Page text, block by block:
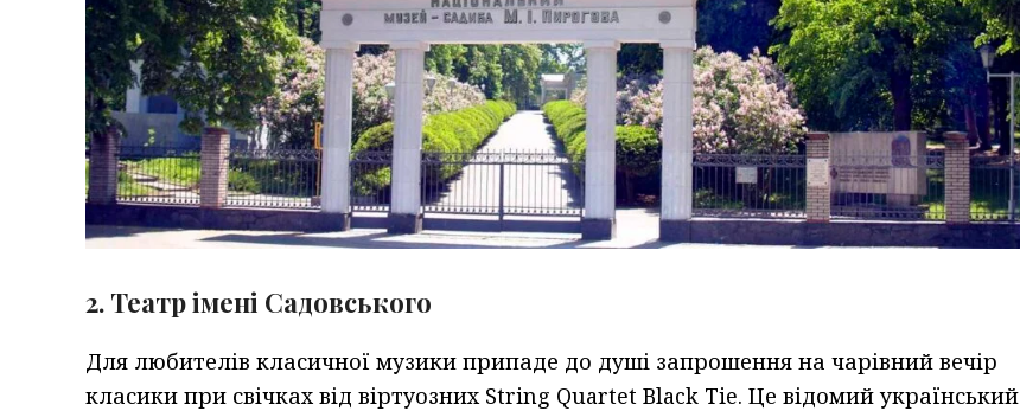
2. Театр імені Садовського
Для любителів класичної музики припаде до душі запрошення на чарівний вечір
класики при свічках від віртуозних String Quartet Black Tie. Це відомий український